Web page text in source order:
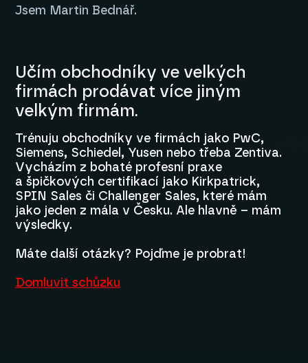
Jsem Martin Bednář.
Učím obchodníky ve velkých
firmách prodávat více jiným
velkým firmám.
Trénuju obchodníky ve firmách jako PwC,
Siemens, Schiedel, Yusen nebo třeba Zentiva.
Vycházím z bohaté profesní praxe
a špičkových certifikací jako Kirkpatrick,
SPIN Sales či Challenger Sales, které mám
jako jeden z mála v Česku. Ale hlavně – mám
výsledky.
Máte další otázky? Pojďme je probrat!
Domluvit schůzku